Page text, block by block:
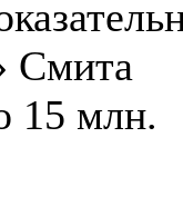
Смита
15 млн.